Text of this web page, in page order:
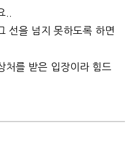
..
선을 넘지 못하도록 하면
처를 받은 입장이라 힘드